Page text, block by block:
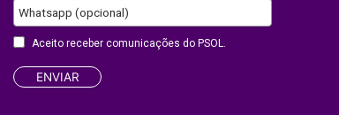
Whatsapp (opcional)
Business
Email
Aceito receber comunicações do PSOL.
ENVIAR